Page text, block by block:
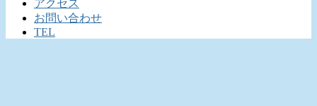
アクセス
お問い合わせ
TEL